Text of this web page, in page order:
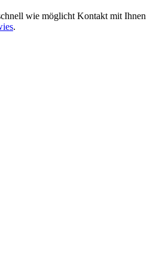
wie möglicht Kontakt mit Ihnen
.